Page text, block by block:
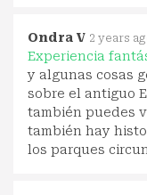
Ondra V 2 years
Experiencia
y algunas cosas
sobre el antiguo
también puedes
también hay
los parques